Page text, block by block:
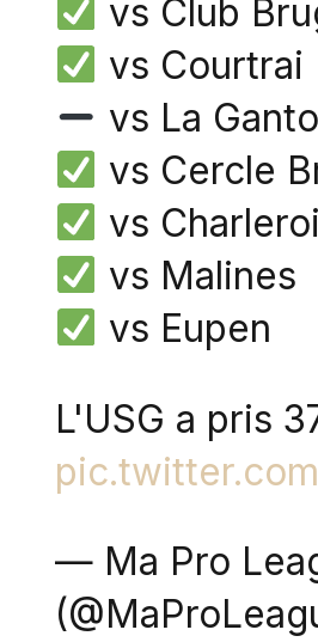
vs Club
vs Courtrai
vs La
vs Cercle
vs Charleroi
vs Malines
vs Eupen
L'USG a pris
— Ma Pro